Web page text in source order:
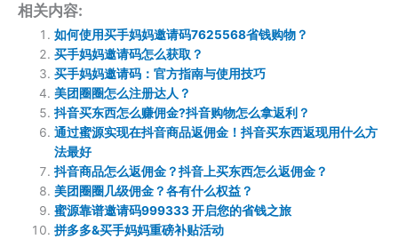
相关内容:
如何使用买手妈妈邀请码7625568省钱购物？
买手妈妈邀请码怎么获取？
买手妈妈邀请码：官方指南与使用技巧
美团圈圈怎么注册达人？
抖音买东西怎么赚佣金?抖音购物怎么拿返利？
通过蜜源实现在抖音商品返佣金！抖音买东西返现用什么方
法最好
抖音商品怎么返佣金？抖音上买东西怎么返佣金？
美团圈圈几级佣金？各有什么权益？
蜜源靠谱邀请码999333 开启您的省钱之旅
拼多多&买手妈妈重磅补贴活动